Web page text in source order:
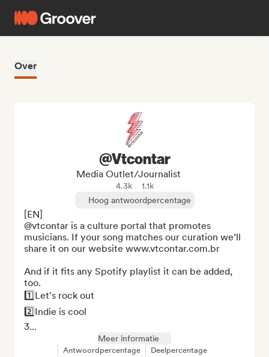
Over
@Vtcontar
Media Outlet/Journalist
4.3k
1.1k
Hoog antwoordpercentage
[EN]
@vtcontar is a culture portal that promotes
musicians. If your song matches our curation we’ll
share it on our website www.vtcontar.com.br
And if it fits any Spotify playlist it can be added,
too.
1️⃣Let's rock out
2️⃣Indie is cool
3...
Meer informatie
Antwoordpercentage Deelpercentage